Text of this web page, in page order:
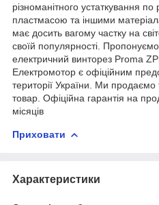
різноманітного устаткування
пластмасою та іншими
має досить вагому частку на
своїй популярності.
електричний винторез Proma
Електромотор є офіційним
території України. Ми продаємо
товар. Офіційна гарантія на
місяців
Приховати
Характеристики